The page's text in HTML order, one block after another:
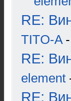
RE:
TITO-A-
RE:
element
RE: